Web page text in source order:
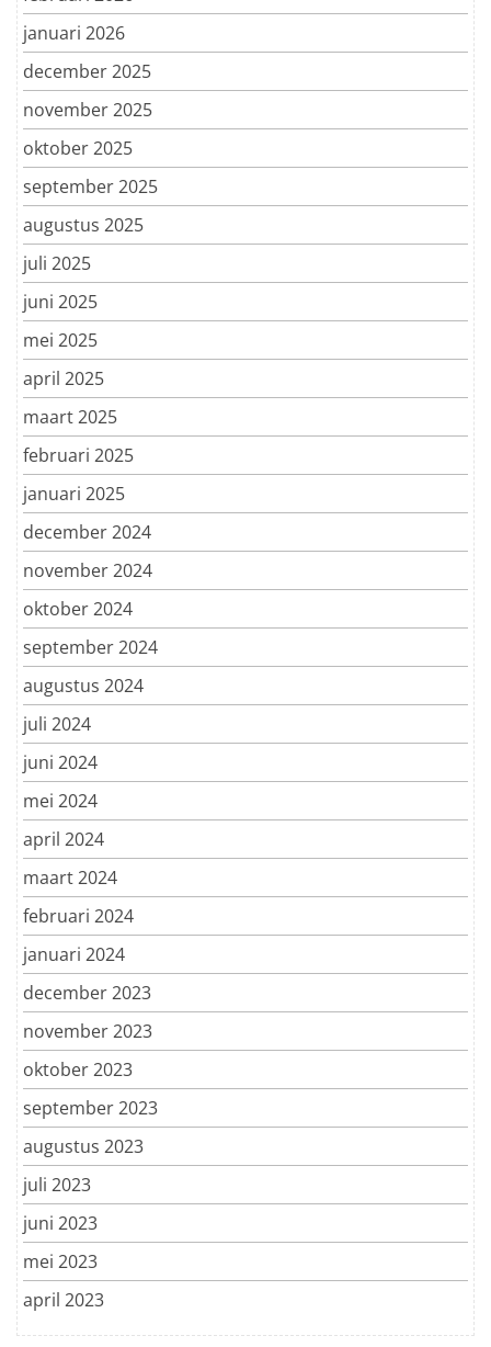
januari 2026
december 2025
november 2025
oktober 2025
september 2025
augustus 2025
juli 2025
juni 2025
mei 2025
april 2025
maart 2025
februari 2025
januari 2025
december 2024
november 2024
oktober 2024
september 2024
augustus 2024
juli 2024
juni 2024
mei 2024
april 2024
maart 2024
februari 2024
januari 2024
december 2023
november 2023
oktober 2023
september 2023
augustus 2023
juli 2023
juni 2023
mei 2023
april 2023